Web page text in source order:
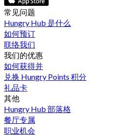
常见问题
Hungry Hub 是什么
如何预订
联络我们
我们的优惠
如何获得并
兑换 Hungry Points 积分
礼品卡
其他
Hungry Hub 部落格
餐厅专属
职业机会